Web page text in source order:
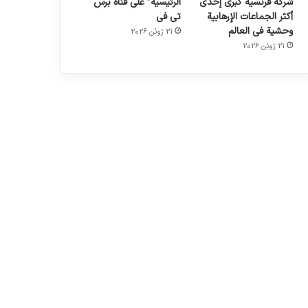
أكثر الجماعات الإرهابية
وحشية في العالم
21 ژوئن 2026
تي في
21 ژوئن 2026